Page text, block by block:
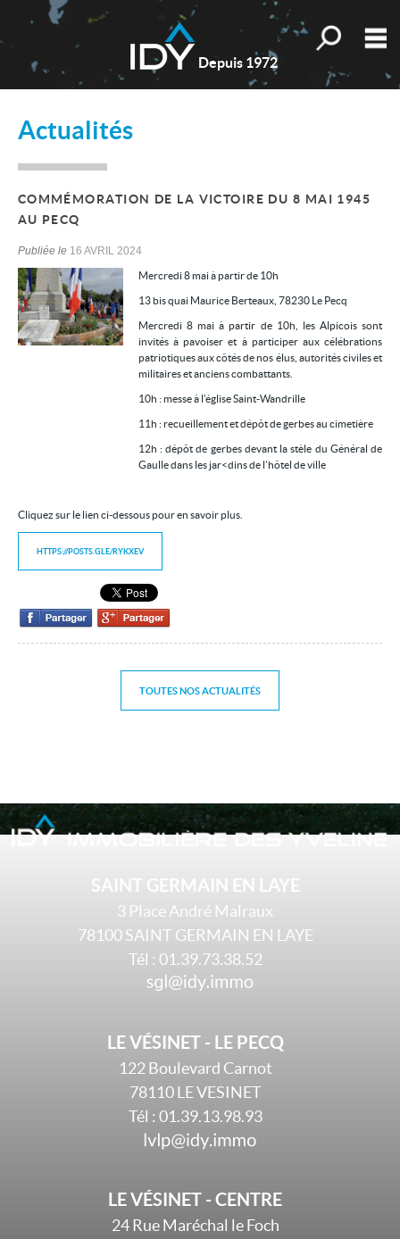
Depuis 1972
Toutes nos
Nos valeurs
Nos actualités
Les témoignages
Mes sélections 0
Accueil
Actualités
COMMÉMORATION DE LA VICTOIRE DU 8 MAI 1945
AU PECQ
Publiée le 16 AVRIL 2024
Mercredi 8 mai à partir de 10h
13 bis quai Maurice Berteaux, 78230 Le Pecq
Mercredi 8 mai à partir de 10h, les Alpicois sont
invités à pavoiser et à participer aux célébrations
patriotiques aux côtés de nos élus, autorités civiles et
militaires et anciens combattants.
10h : messe à l’église Saint-Wandrille
11h : recueillement et dépôt de gerbes au cimetière
12h : dépôt de gerbes devant la stèle du Général de
Gaulle dans les jar<dins de l’hôtel de ville
Cliquez sur le lien ci-dessous pour en savoir plus.
HTTPS://POSTS.GLE/RYKXEV
TOUTES NOS ACTUALITÉS
SAINT GERMAIN EN LAYE
3 Place André Malraux
78100SAINT GERMAIN EN LAYE
Tél : 01.39.73.38.52
LE VÉSINET - LE PECQ
122 Boulevard Carnot
78110LE VESINET
Tél : 01.39.13.98.93
LE VÉSINET - CENTRE
24 Rue Maréchal le Foch